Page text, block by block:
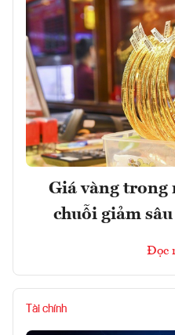
Giá vàng trong
chuỗi giảm
Đọc
Tài chính